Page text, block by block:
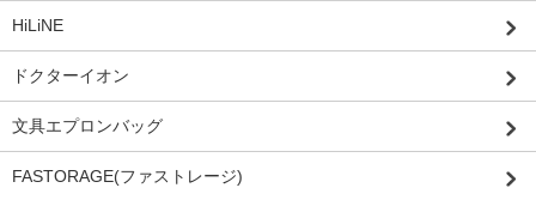
HiLiNE
ドクターイオン
文具エプロンバッグ
FASTORAGE(ファストレージ)